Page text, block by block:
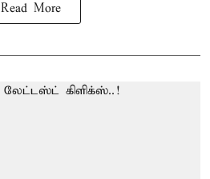
Read More